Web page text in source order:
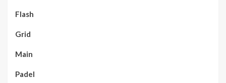
Flash
Grid
Main
Padel